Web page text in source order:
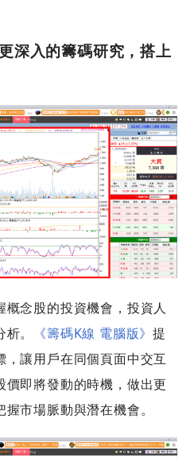
深入的籌碼研究，搭上
概念股的投資機會，投資人
。
《籌碼K線 電腦版》提
讓用戶在同個頁面中交互
即將發動的時機，做出更
市場脈動與潛在機會。